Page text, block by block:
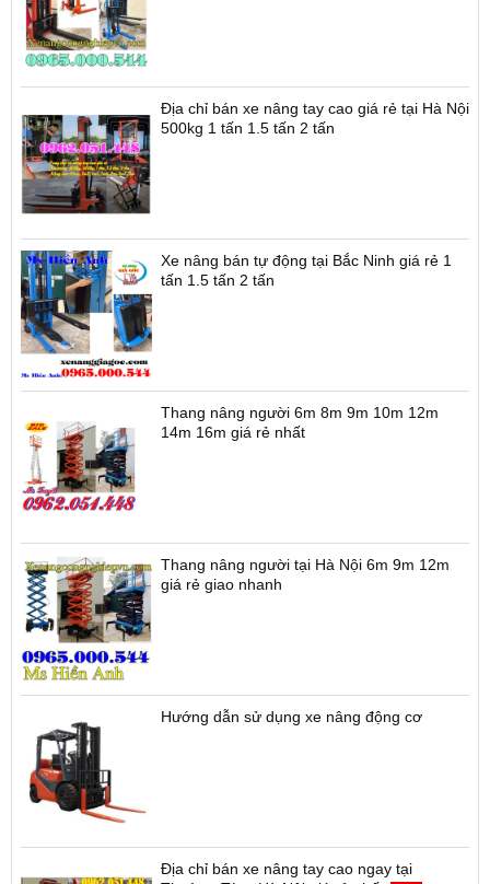
Giá xe nâng tay cao tại Hà Nội 1 tấn 1.5 tấn
2 tấn giá rẻ.
Địa chỉ bán xe nâng tay cao giá rẻ tại Hà Nội
500kg 1 tấn 1.5 tấn 2 tấn
Xe nâng bán tự động tại Bắc Ninh giá rẻ 1
tấn 1.5 tấn 2 tấn
Thang nâng người 6m 8m 9m 10m 12m
14m 16m giá rẻ nhất
Thang nâng người tại Hà Nội 6m 9m 12m
giá rẻ giao nhanh
Hướng dẫn sử dụng xe nâng động cơ